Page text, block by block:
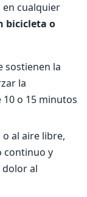
en cualquier
bicicleta o
sostienen la
la
10 o 15 minutos
o al aire libre,
continuo y
dolor al